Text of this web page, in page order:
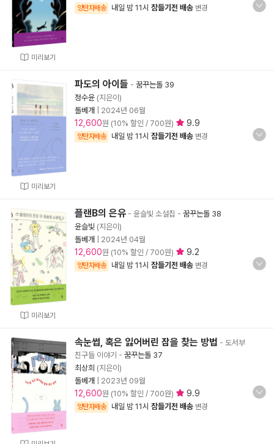
미리보기
양탄자배송 내일 밤 11시 잠들기전 배송 변경
미리보기
파도의 아이들 - 꿈꾸는돌 39
정수윤 (지은이)
돌베개
2024년 06월
12,600원 (10% 할인 / 700원) 9.9
양탄자배송 내일 밤 11시 잠들기전 배송 변경
미리보기
플랜B의 은유 - 윤슬빛 소설집 - 꿈꾸는돌 38
윤슬빛 (지은이)
돌베개
2024년 04월
12,600원 (10% 할인 / 700원) 9.2
양탄자배송 내일 밤 11시 잠들기전 배송 변경
속눈썹, 혹은 잃어버린 잠을 찾는 방법 - 도서부
친구들 이야기 - 꿈꾸는돌 37
최상희 (지은이)
돌베개
2023년 09월
12,600원 (10% 할인 / 700원) 9.9
양탄자배송 내일 밤 11시 잠들기전 배송 변경